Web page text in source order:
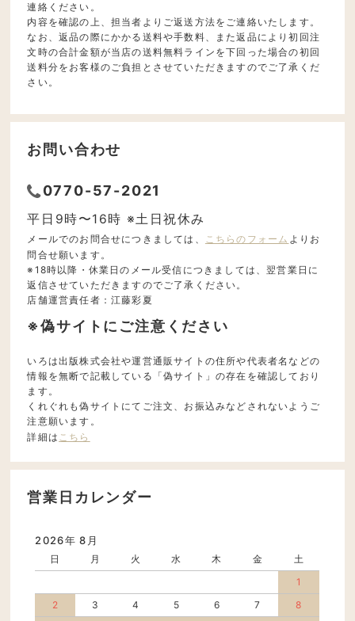
連絡ください。
内容を確認の上、担当者よりご返送方法をご連絡いたします。
なお、返品の際にかかる送料や手数料、また返品により初回注
文時の合計金額が当店の送料無料ラインを下回った場合の初回
送料分をお客様のご負担とさせていただきますのでご了承くだ
さい。
お問い合わせ
0770-57-2021
平日9時〜16時 ※土日祝休み
メールでのお問合せにつきましては、 こちらのフォーム よりお
問合せ願います。
※18時以降・休業日のメール受信につきましては、翌営業日に
返信させていただきますのでご了承ください。
店舗運営責任者：江藤彩夏
※偽サイトにご注意ください
いろは出版株式会社や運営通販サイトの住所や代表者名などの
情報を無断で記載している「偽サイト」の存在を確認しており
ます。
くれぐれも偽サイトにてご注文、お振込みなどされないようご
注意願います。
詳細は こちら
営業日カレンダー
2026年 8月
日 月 火 水 木 金
土
1
2
3 4 5 6 7
8